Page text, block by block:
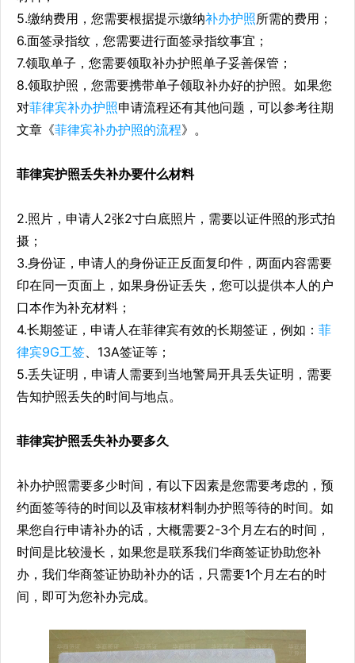
5.缴纳费用，您需要根据提示缴纳补办护照所需的费用；
6.面签录指纹，您需要进行面签录指纹事宜；
7.领取单子，您需要领取补办护照单子妥善保管；
8.领取护照，您需要携带单子领取补办好的护照。如果您
对菲律宾补办护照申请流程还有其他问题，可以参考往期
文章《菲律宾补办护照的流程》。
菲律宾护照丢失补办要什么材料
2.照片，申请人2张2寸白底照片，需要以证件照的形式拍
摄；
3.身份证，申请人的身份证正反面复印件，两面内容需要
印在同一页面上，如果身份证丢失，您可以提供本人的户
口本作为补充材料；
4.长期签证，申请人在菲律宾有效的长期签证，例如： 菲
律宾9G工签、13A签证等；
5.丢失证明，申请人需要到当地警局开具丢失证明，需要
告知护照丢失的时间与地点。
菲律宾护照丢失补办要多久
补办护照需要多少时间，有以下因素是您需要考虑的，预
约面签等待的时间以及审核材料制办护照等待的时间。如
果您自行申请补办的话，大概需要2-3个月左右的时间，
时间是比较漫长，如果您是联系我们华商签证协助您补
办，我们华商签证协助补办的话，只需要1个月左右的时
间，即可为您补办完成。